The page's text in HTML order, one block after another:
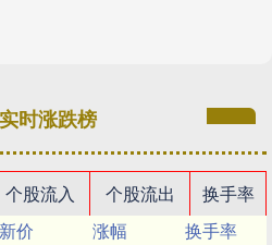
时涨跌榜
个股流入 个股流出
换手率
价 涨幅
换手率